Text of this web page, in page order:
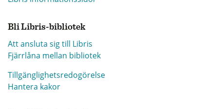
Bli Libris-bibliotek
Att ansluta sig till Libris
Fjärrlåna mellan bibliotek
Tillgänglighetsredogörelse
Hantera kakor